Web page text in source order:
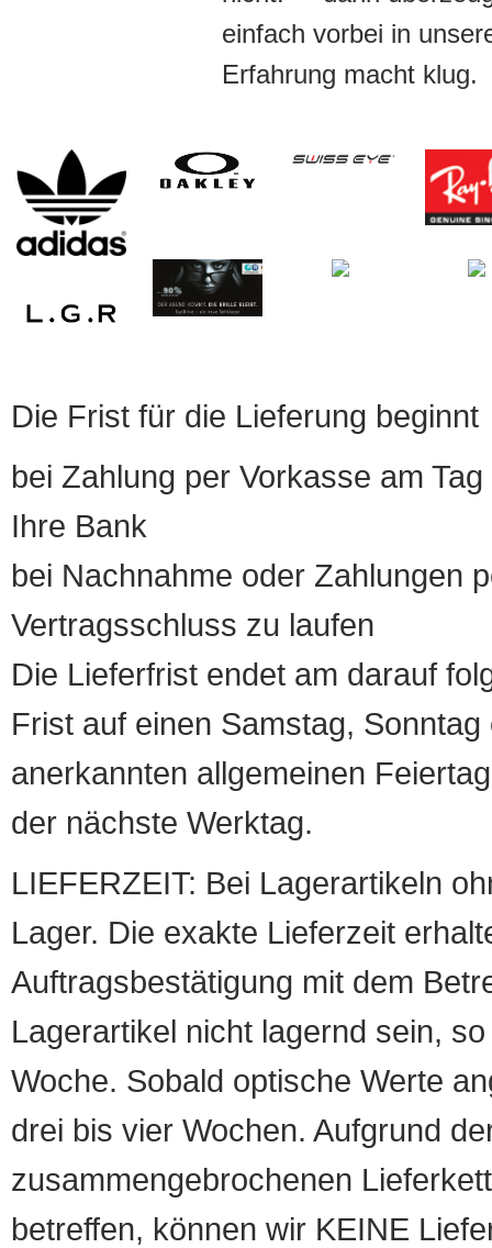
einfach vorbei in
Erfahrung macht klug.
Die Frist für die Lieferung beginnt
bei Zahlung per Vorkasse am
Ihre Bank
bei Nachnahme oder Zahlungen
Vertragsschluss zu laufen
Die Lieferfrist endet am darauf
Frist auf einen Samstag,
anerkannten allgemeinen
der nächste Werktag.
LIEFERZEIT: Bei Lagerartikeln
Lager. Die exakte Lieferzeit
Auftragsbestätigung mit dem
Lagerartikel nicht lagernd sein,
Woche. Sobald optische Werte
drei bis vier Wochen. Aufgrund
zusammengebrochenen
betreffen, können wir KEINE